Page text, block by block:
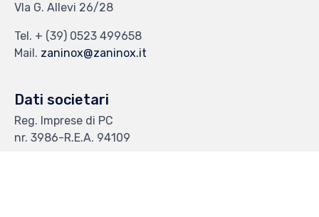
VIa G. Allevi 26/28
Tel. + (39) 0523 499658
Mail. zaninox@zaninox.it
Dati societari
Reg. Imprese di PC
nr. 3986-R.E.A. 94109